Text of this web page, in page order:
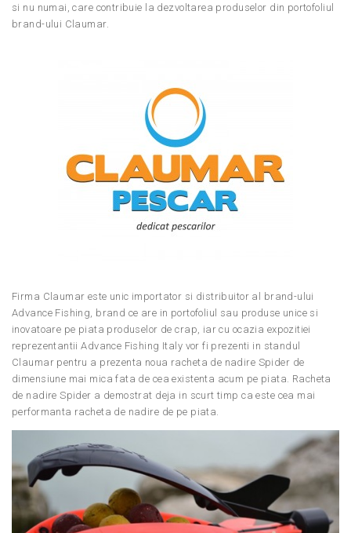
si nu numai, care contribuie la dezvoltarea produselor din portofoliul
brand-ului Claumar.
Firma Claumar este unic importator si distribuitor al brand-ului
Advance Fishing, brand ce are in portofoliul sau produse unice si
inovatoare pe piata produselor de crap, iar cu ocazia expozitiei
reprezentantii Advance Fishing Italy vor fi prezenti in standul
Claumar pentru a prezenta noua racheta de nadire Spider de
dimensiune mai mica fata de cea existenta acum pe piata. Racheta
de nadire Spider a demostrat deja in scurt timp ca este cea mai
performanta racheta de nadire de pe piata.